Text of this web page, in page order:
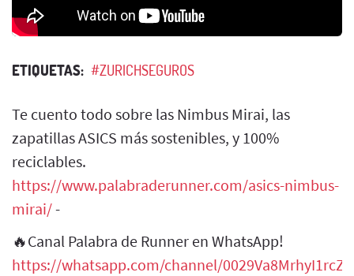
ETIQUETAS: #ZURICHSEGUROS
Te cuento todo sobre las Nimbus Mirai, las
zapatillas ASICS más sostenibles, y 100%
reciclables.
https://www.palabraderunner.com/asics-nimbus-
mirai/-
🔥Canal Palabra de Runner en WhatsApp!
https://whatsapp.com/channel/